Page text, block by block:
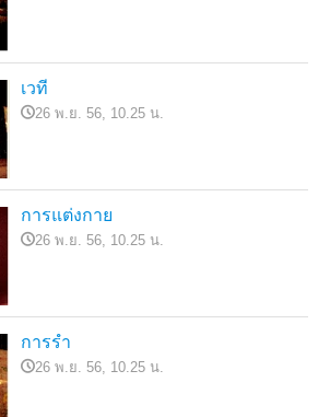
เวที
26 พ.ย. 56, 10.25 น.
การแต่งกาย
26 พ.ย. 56, 10.25 น.
การรำ
26 พ.ย. 56, 10.25 น.